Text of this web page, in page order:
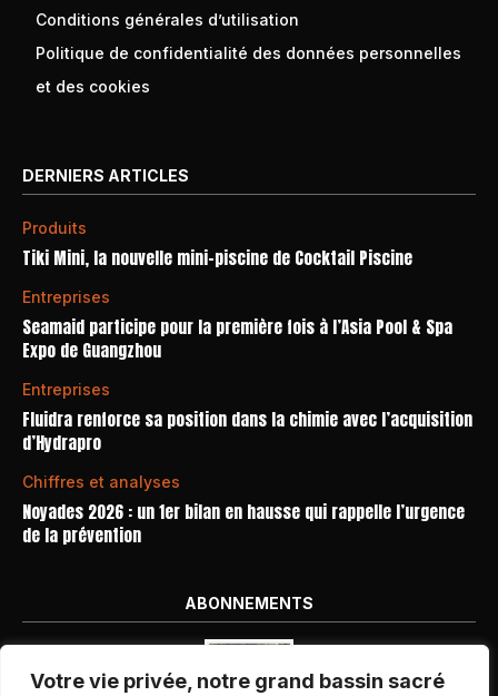
Votre vie privée, notre grand bassin sacré
Conditions générales d’utilisation
Politique de confidentialité des données personnelles
et des cookies
DERNIERS ARTICLES
Produits
Tiki Mini, la nouvelle mini-piscine de Cocktail Piscine
Entreprises
Seamaid participe pour la première fois à l’Asia Pool & Spa
Expo de Guangzhou
Entreprises
Fluidra renforce sa position dans la chimie avec l’acquisition
d’Hydrapro
Chiffres et analyses
Noyades 2026 : un 1er bilan en hausse qui rappelle l’urgence
de la prévention
ABONNEMENTS